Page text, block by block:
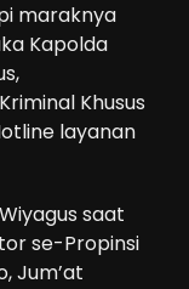
maraknya
Kapolda
Khusus
layanan
saat
se-Propinsi
Jum’at